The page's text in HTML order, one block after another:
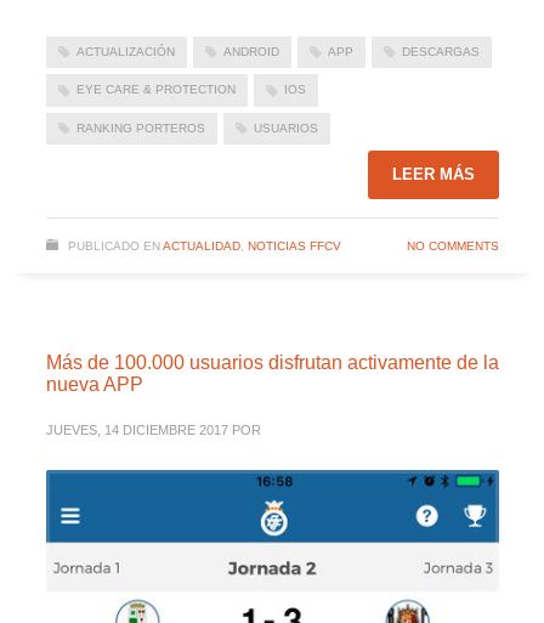
ACTUALIZACIÓN ANDROID APP DESCARGAS
EYE CARE & PROTECTION IOS
RANKING PORTEROS USUARIOS
LEER MÁS
PUBLICADO EN ACTUALIDAD, NOTICIAS FFCV NO COMMENTS
Más de 100.000 usuarios disfrutan activamente de la
nueva APP
JUEVES, 14 DICIEMBRE 2017 POR